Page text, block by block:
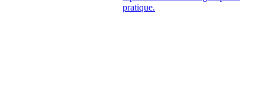
pratique.